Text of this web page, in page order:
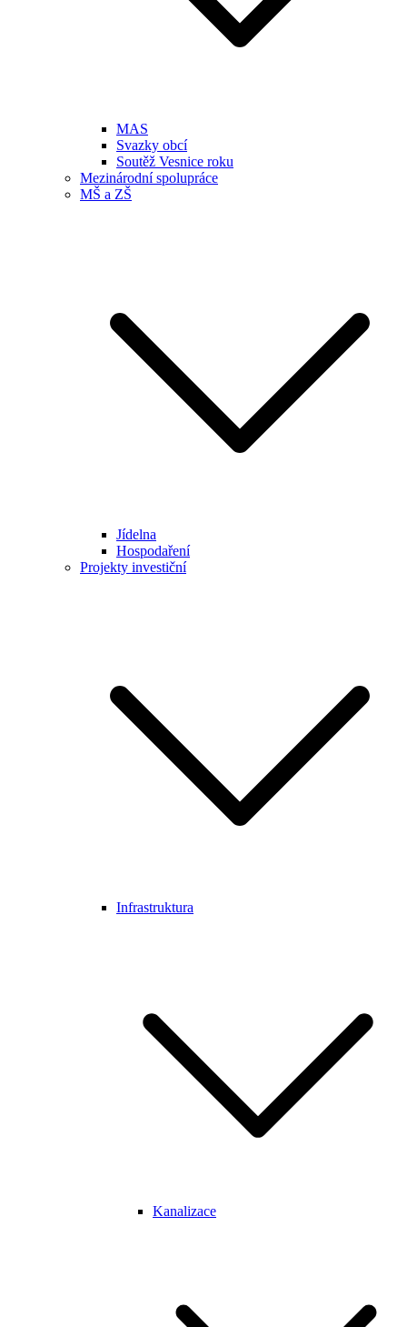
MAS
Svazky obcí
Soutěž Vesnice roku
Mezinárodní spolupráce
MŠ a ZŠ
Jídelna
Hospodaření
Projekty investiční
Infrastruktura
Kanalizace